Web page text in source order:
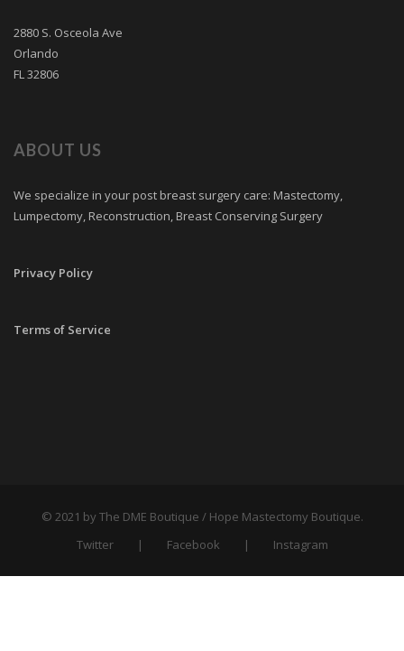
2880 S. Osceola Ave
Orlando
FL 32806
ABOUT US
We specialize in your post breast surgery care: Mastectomy,
Lumpectomy, Reconstruction, Breast Conserving Surgery
Privacy Policy
Terms of Service
© 2021 by The DME Boutique / Hope Mastectomy Boutique.
Twitter
Facebook Instagram